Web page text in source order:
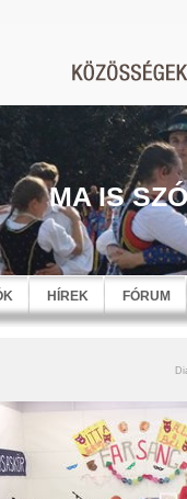
MA IS
HÍREK FÓRUM